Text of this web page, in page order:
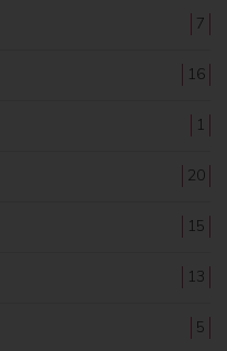
7
16
1
20
15
13
5